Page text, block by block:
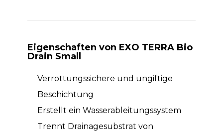
Eigenschaften von EXO TERRA Bio
Drain Small
Verrottungssichere und ungiftige
Beschichtung
Erstellt ein Wasserableitungssystem
Trennt Drainagesubstrat von